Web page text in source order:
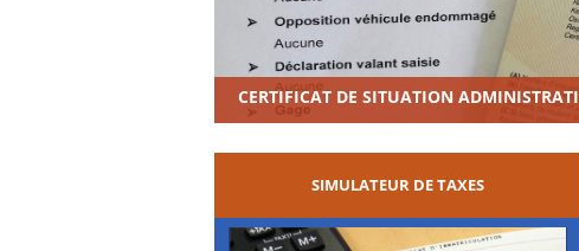
CERTIFICAT DE SITUATION
SIMULATEUR DE TAXES